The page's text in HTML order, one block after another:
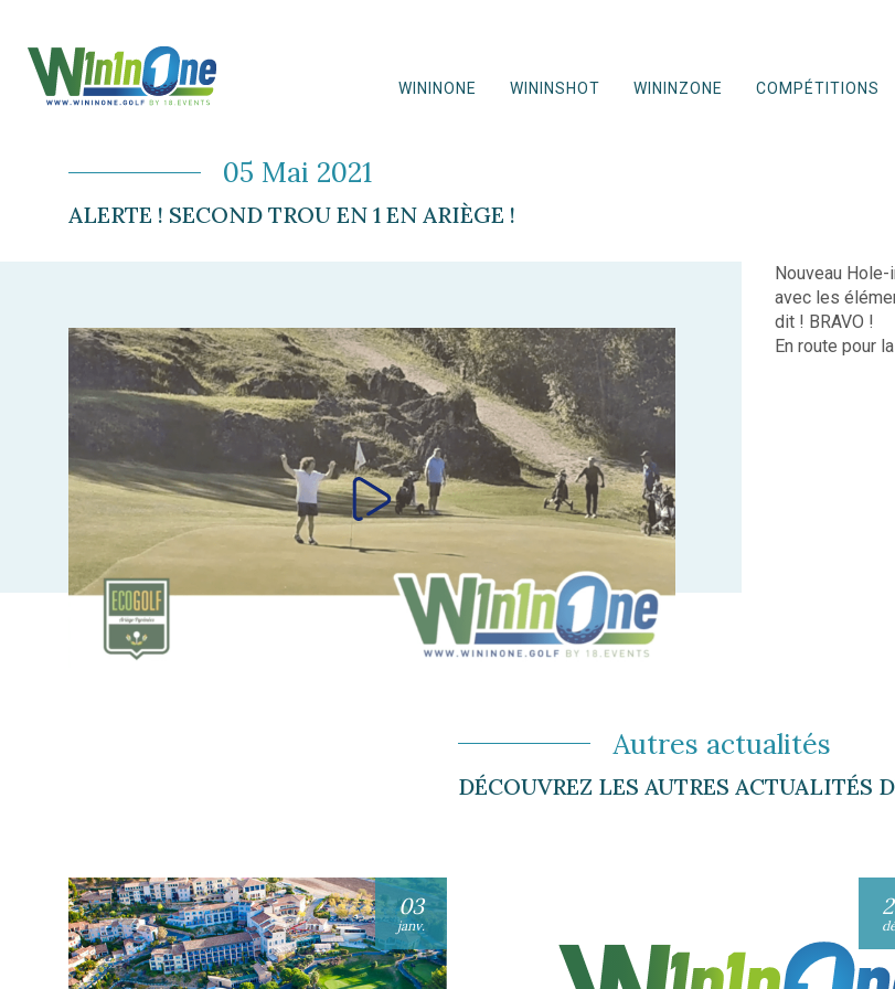
WININONE WININSHOT WININZONE COMPÉTITIONS
05 Mai 2021
ALERTE ! SECOND TROU EN 1 EN ARIÈGE !
Nouveau
avec les
dit ! BRAVO !
En route pour
Autres actualités
DÉCOUVREZ LES AUTRES ACTUALITÉS
03
janv.